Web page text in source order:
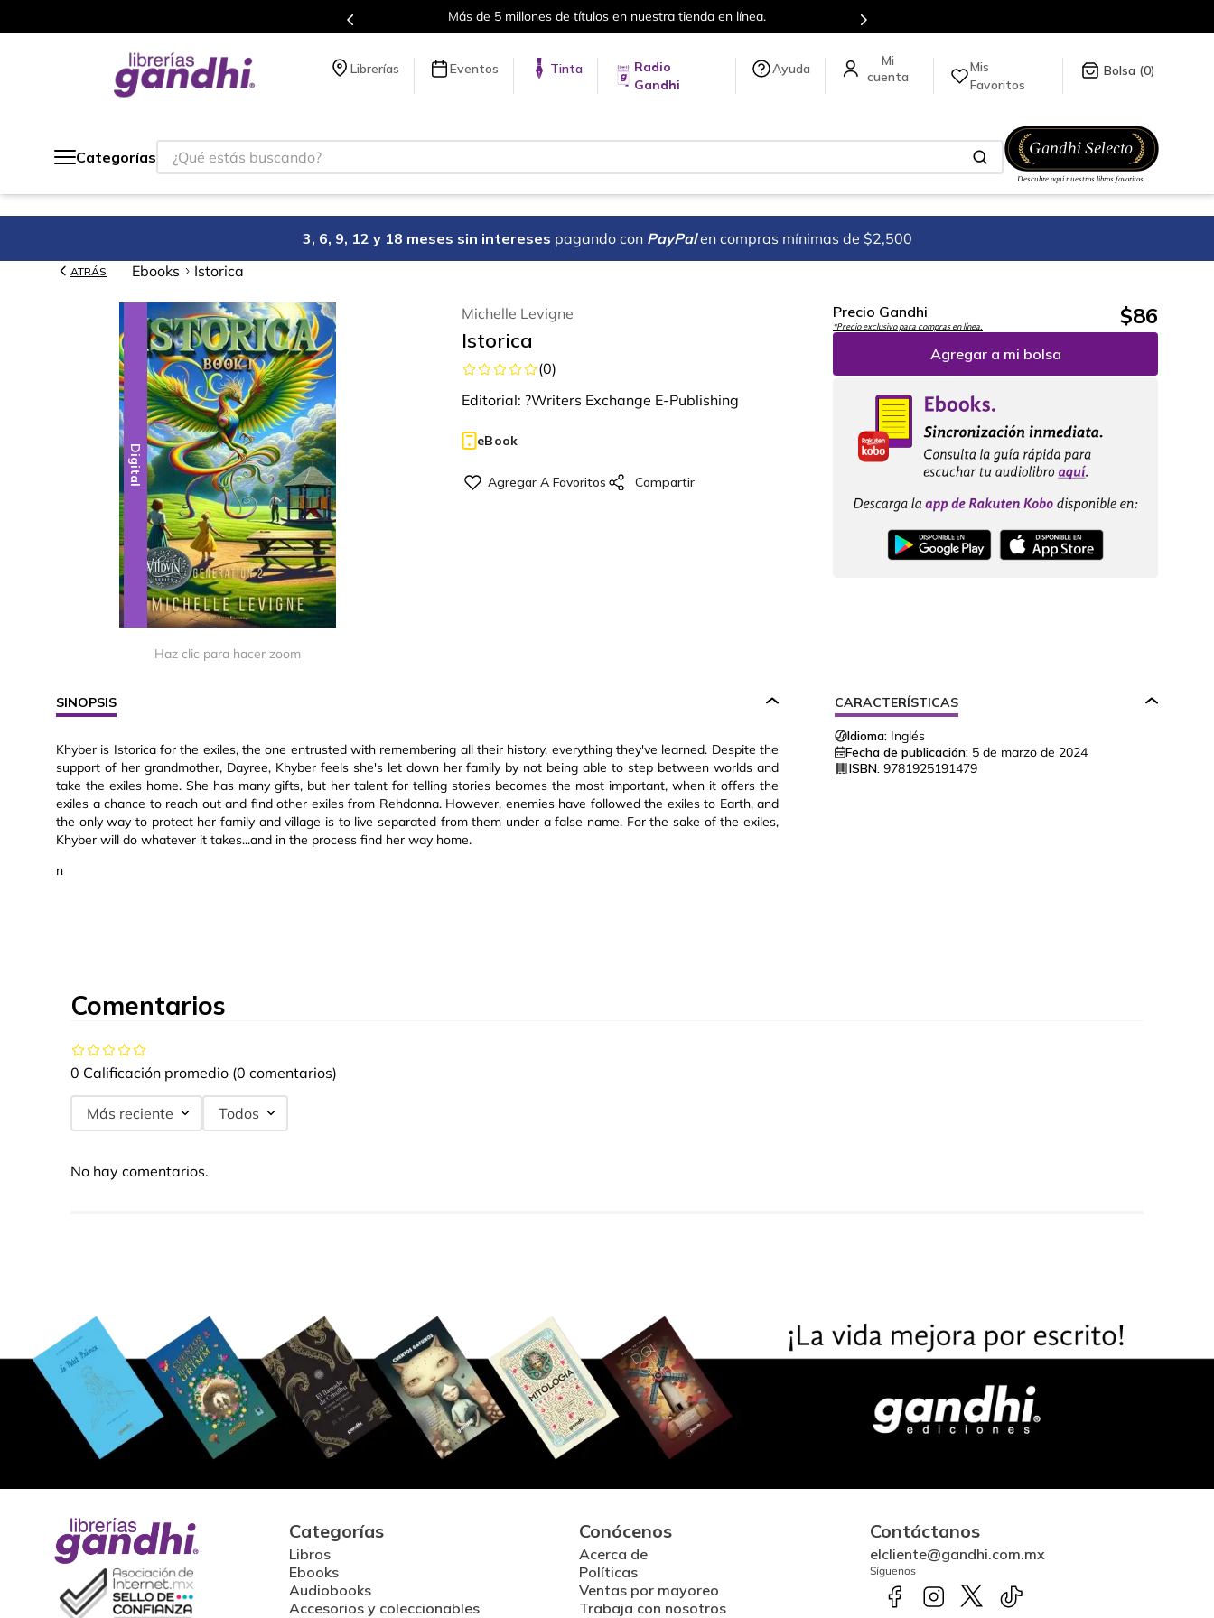
Más de 5 millones de títulos en nuestra tienda en línea.
Librerías Eventos Tinta
Radio
Gandhi
Ayuda
Mis
Favoritos
0
Categorías
¿Qué estás buscando?
3, 6, 9, 12 y 18 meses sin intereses pagando con PayPal en compras mínimas de $2,500
ATRÁS Ebooks Istorica
Digital
Haz clic para hacer zoom
Michelle Levigne
Istorica
(0)
Editorial: ?Writers Exchange E-Publishing
eBook
Precio Gandhi
*Precio exclusivo para compras en línea. $86
Agregar a mi bolsa
SINOPSIS
Khyber is Istorica for the exiles, the one entrusted with remembering all their history, everything they've learned. Despite the
support of her grandmother, Dayree, Khyber feels she's let down her family by not being able to step between worlds and
take the exiles home. She has many gifts, but her talent for telling stories becomes the most important, when it offers the
exiles a chance to reach out and find other exiles from Rehdonna. However, enemies have followed the exiles to Earth, and
the only way to protect her family and village is to live separated from them under a false name. For the sake of the exiles,
Khyber will do whatever it takes...and in the process find her way home.
n
CARACTERÍSTICAS
Idioma: Inglés
Fecha de publicación: 5 de marzo de 2024
ISBN: 9781925191479
Comentarios
0 Calificación promedio (0 comentarios)
Más reciente Todos
No hay comentarios.
Categorías
Libros
Ebooks
Audiobooks
Accesorios y coleccionables
Conócenos
Acerca de
Políticas
Ventas por mayoreo
Trabaja con nosotros
Contáctanos
elcliente@gandhi.com.mx
Síguenos